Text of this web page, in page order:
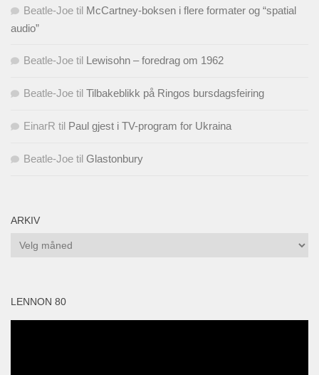
Beatle-Joe til McCartney-boksen i flere formater og “spatial
audio”
Beatle-Joe til Lewisohn – foredrag om 1962
Beatle-Joe til Tilbakeblikk på Ringos bursdagsfeiring
EinarR til Paul gjest i TV-program for Ukraina
Beatle-Joe til Glastonbury
ARKIV
Arkiv
LENNON 80